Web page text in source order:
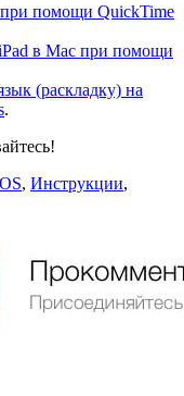
при помощи QuickTime
в Mac при помощи
(раскладку) на
.
, Инструкции,